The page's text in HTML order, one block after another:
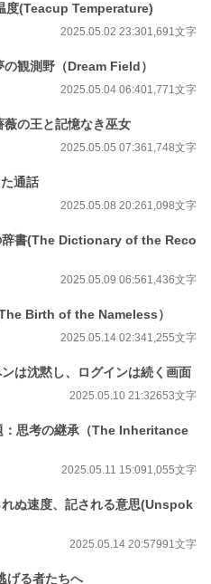
度(Teacup Temperature)
2025.05.02 23:301,691文字
観測野（Dream Field）
2025.05.04 06:401,771文字
の王と記憶なき巫女
2025.05.05 07:361,748文字
通話
2025.05.08 20:261,098文字
辞書(The Dictionary of the Reco
2025.05.09 06:561,436文字
Birth of the Nameless）
2025.05.14 02:341,255文字
は沈黙し、ログインは続く画面
2025.05.10 21:32653文字
：思考の継承（The Inheritance
2025.05.11 15:091,055文字
ぬ速度、記される意思(Unspok
2025.05.14 20:57991文字
げる者たちへ